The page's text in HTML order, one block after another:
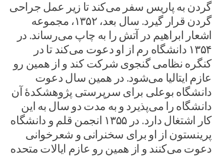
گردن به پاریس سفر می‌کند تا زیر عمل جراحی
گردن قرار گیرد. سال بعد، ۱۳۵۲، مجموعه
اشعار ابراهیم در آتش را به چاپ می‌رساند. در
۱۳۵۴ دانشگاه رم از او دعوت می‌کند تا در
کنگره نظامی گنجوی شرکت کند و از همین رو
عازم ایتالیا می‌شود. در همین سال دعوت
دانشگاه بوعلی برای سرپرستی پژوهشکدهٔ آن
دانشگاه را می‌پذیرد و به مدت دو سال به این
کار اشتغال دارد. در ۱۳۵۵ انجمن قلم و دانشگاه
پرینستون از او برای سخنرانی و شعرخوانی
دعوت می‌کنند و از همین رو عازم ایالات متحده